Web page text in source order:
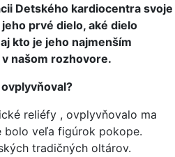
Detského kardiocentra svoje
prvé dielo, aké dielo
kto je jeho najmenším
našom rozhovore.
reliéfy , ovplyvňovalo ma
bolo veľa figúrok pokope.
tradičných oltárov.